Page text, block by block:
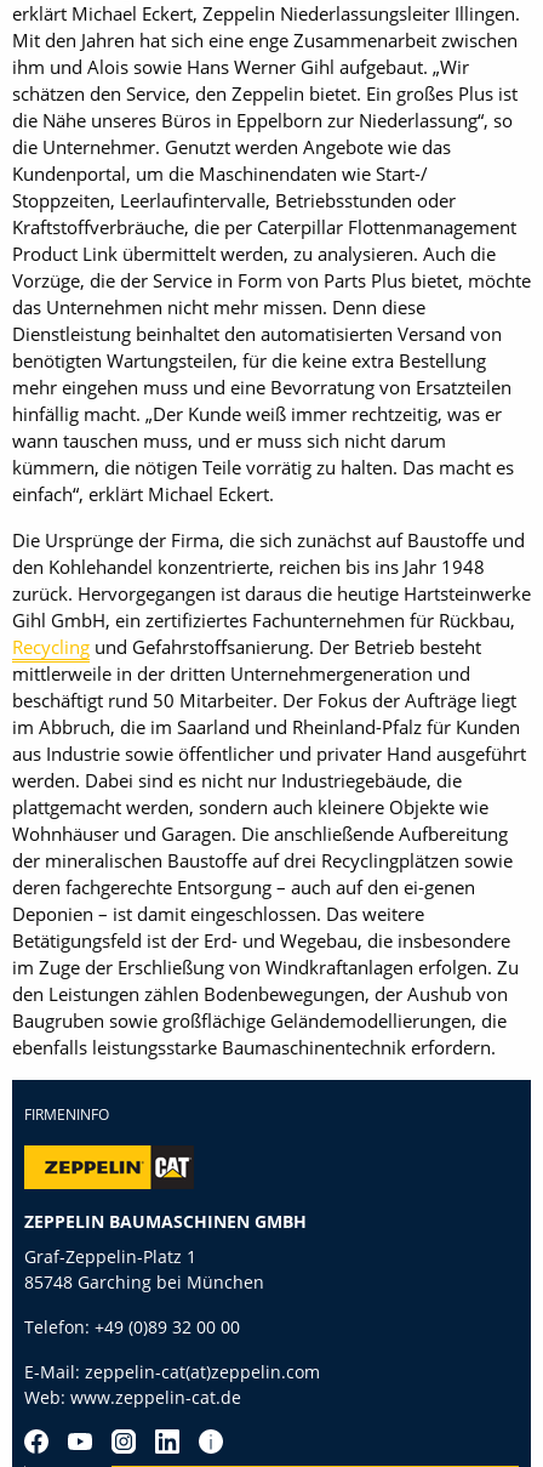
erklärt Michael Eckert, Zeppelin Niederlassungsleiter Illingen.
Mit den Jahren hat sich eine enge Zusammenarbeit zwischen
ihm und Alois sowie Hans Werner Gihl aufgebaut. „Wir
schätzen den Service, den Zeppelin bietet. Ein großes Plus ist
die Nähe unseres Büros in Eppelborn zur Niederlassung“, so
die Unternehmer. Genutzt werden Angebote wie das
Kundenportal, um die Maschinendaten wie Start-/
Stoppzeiten, Leerlaufintervalle, Betriebsstunden oder
Kraftstoffverbräuche, die per Caterpillar Flottenmanagement
Product Link übermittelt werden, zu analysieren. Auch die
Vorzüge, die der Service in Form von Parts Plus bietet, möchte
das Unternehmen nicht mehr missen. Denn diese
Dienstleistung beinhaltet den automatisierten Versand von
benötigten Wartungsteilen, für die keine extra Bestellung
mehr eingehen muss und eine Bevorratung von Ersatzteilen
hinfällig macht. „Der Kunde weiß immer rechtzeitig, was er
wann tauschen muss, und er muss sich nicht darum
kümmern, die nötigen Teile vorrätig zu halten. Das macht es
einfach“, erklärt Michael Eckert.
Die Ursprünge der Firma, die sich zunächst auf Baustoffe und
den Kohlehandel konzentrierte, reichen bis ins Jahr 1948
zurück. Hervorgegangen ist daraus die heutige Hartsteinwerke
Gihl GmbH, ein zertifiziertes Fachunternehmen für Rückbau,
Recycling und Gefahrstoffsanierung. Der Betrieb besteht
mittlerweile in der dritten Unternehmergeneration und
beschäftigt rund 50 Mitarbeiter. Der Fokus der Aufträge liegt
im Abbruch, die im Saarland und Rheinland-Pfalz für Kunden
aus Industrie sowie öffentlicher und privater Hand ausgeführt
werden. Dabei sind es nicht nur Industriegebäude, die
plattgemacht werden, sondern auch kleinere Objekte wie
Wohnhäuser und Garagen. Die anschließende Aufbereitung
der mineralischen Baustoffe auf drei Recyclingplätzen sowie
deren fachgerechte Entsorgung – auch auf den ei-genen
Deponien – ist damit eingeschlossen. Das weitere
Betätigungsfeld ist der Erd- und Wegebau, die insbesondere
im Zuge der Erschließung von Windkraftanlagen erfolgen. Zu
den Leistungen zählen Bodenbewegungen, der Aushub von
Baugruben sowie großflächige Geländemodellierungen, die
ebenfalls leistungsstarke Baumaschinentechnik erfordern.
FIRMENINFO
ZEPPELIN BAUMASCHINEN GMBH
Graf-Zeppelin-Platz 1
85748 Garching bei München
Telefon: +49 (0)89 32 00 00
E-Mail: zeppelin-cat(at)zeppelin.com
Web: www.zeppelin-cat.de